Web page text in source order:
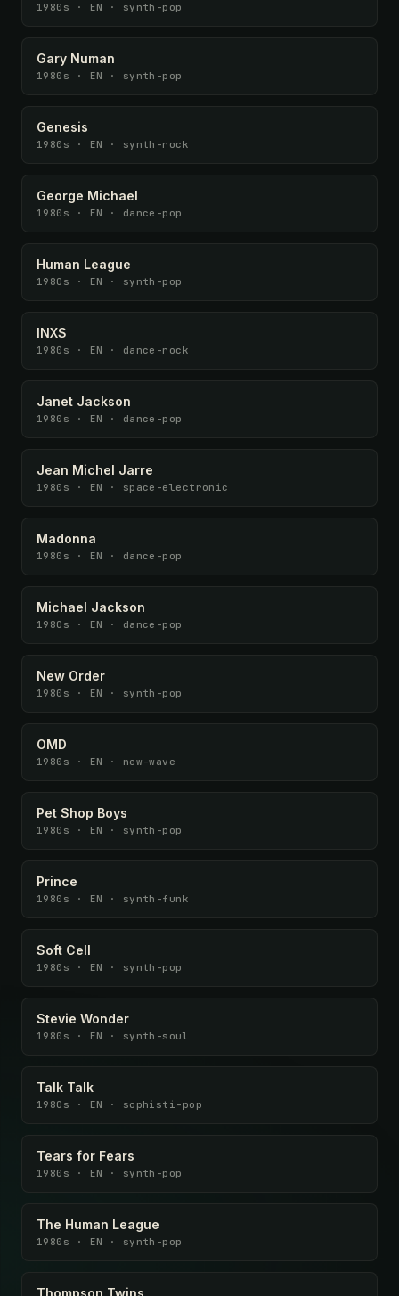
1980s · EN · synth-pop
Gary Numan
1980s · EN · synth-pop
Genesis
1980s · EN · synth-rock
George Michael
1980s · EN · dance-pop
Human League
1980s · EN · synth-pop
INXS
1980s · EN · dance-rock
Janet Jackson
1980s · EN · dance-pop
Jean Michel Jarre
1980s · EN · space-electronic
Madonna
1980s · EN · dance-pop
Michael Jackson
1980s · EN · dance-pop
New Order
1980s · EN · synth-pop
OMD
1980s · EN · new-wave
Pet Shop Boys
1980s · EN · synth-pop
Prince
1980s · EN · synth-funk
Soft Cell
1980s · EN · synth-pop
Stevie Wonder
1980s · EN · synth-soul
Talk Talk
1980s · EN · sophisti-pop
Tears for Fears
1980s · EN · synth-pop
The Human League
1980s · EN · synth-pop